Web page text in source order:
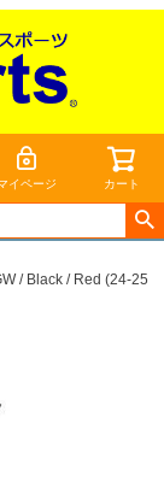
イページ カート
/ Black / Red (24-25